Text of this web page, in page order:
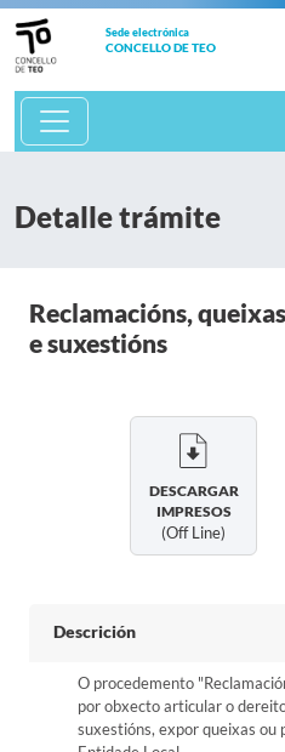
Sede electrónica
CONCELLO DE TEO
Detalle trámite
Reclamacións, queixas
e suxestións
DESCARGAR
IMPRESOS
(off Line)
Descrición
O procedemento
por obxecto articular o
suxestións, expor queixas ou